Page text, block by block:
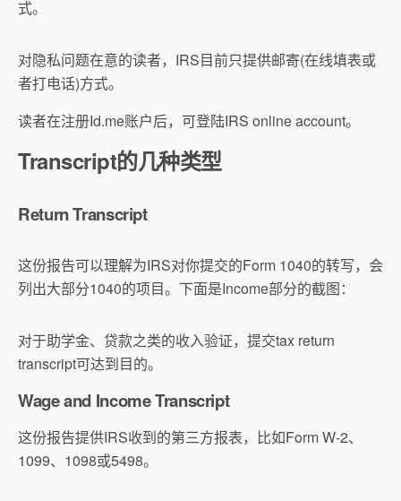
式。
对隐私问题在意的读者，IRS目前只提供邮寄(在线填表或
者打电话)方式。
读者在注册Id.me账户后，可登陆IRS online account。
Transcript的几种类型
Return Transcript
这份报告可以理解为IRS对你提交的Form 1040的转写，会
列出大部分1040的项目。下面是Income部分的截图：
对于助学金、贷款之类的收入验证，提交tax return
transcript可达到目的。
Wage and Income Transcript
这份报告提供IRS收到的第三方报表，比如Form W-2、
1099、1098或5498。